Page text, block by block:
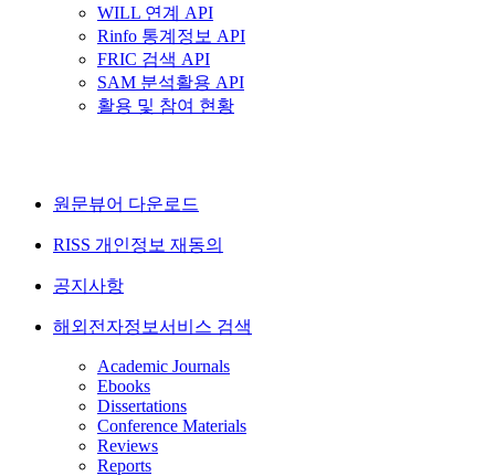
WILL 연계 API
Rinfo 통계정보 API
FRIC 검색 API
SAM 분석활용 API
활용 및 참여 현황
원문뷰어 다운로드
RISS 개인정보 재동의
공지사항
해외전자정보서비스 검색
Academic Journals
Ebooks
Dissertations
Conference Materials
Reviews
Reports